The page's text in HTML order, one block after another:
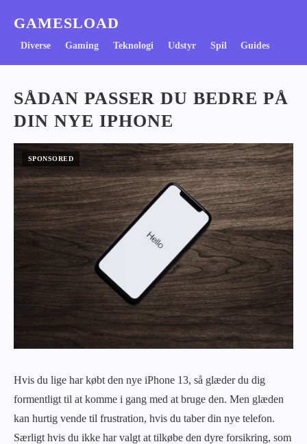
GAMESLOAD
Diverse Gaming Teknologi Udstyr Spil Guides
SÅDAN PASSER DU BEDRE PÅ
DIN NYE IPHONE
Hvis du lige har købt den nye iPhone 13, så glæder du dig
formentligt til at komme i gang med at bruge den. Men glæden
kan hurtig vende til frustration, hvis du taber din nye telefon.
Særligt hvis du ikke har valgt at tilkøbe den dyre forsikring, som